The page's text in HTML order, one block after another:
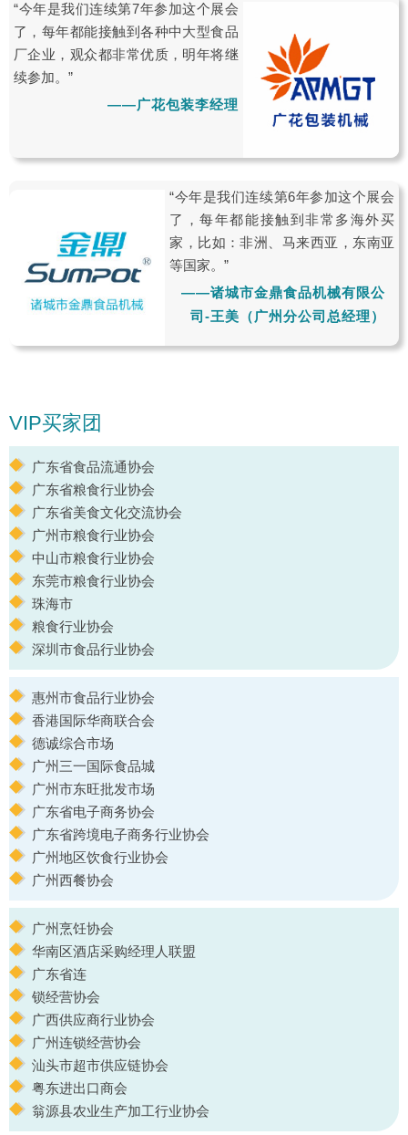
“今年是我们连续第7年参加这个展会
了，每年都能接触到各种中大型食品
厂企业，观众都非常优质，明年将继
续参加。”
——广花包装李经理
“今年是我们连续第6年参加这个展会
了，每年都能接触到非常多海外买
家，比如：非洲、马来西亚，东南亚
等国家。”
——诸城市金鼎食品机械有限公
司-王美（广州分公司总经理）
VIP买家团
广东省食品流通协会
广东省粮食行业协会
广东省美食文化交流协会
广州市粮食行业协会
中山市粮食行业协会
东莞市粮食行业协会
珠海市
粮食行业协会
深圳市食品行业协会
惠州市食品行业协会
香港国际华商联合会
德诚综合市场
广州三一国际食品城
广州市东旺批发市场
广东省电子商务协会
广东省跨境电子商务行业协会
广州地区饮食行业协会
广州西餐协会
广州烹饪协会
华南区酒店采购经理人联盟
广东省连
锁经营协会
广西供应商行业协会
广州连锁经营协会
汕头市超市供应链协会
粤东进出口商会
翁源县农业生产加工行业协会